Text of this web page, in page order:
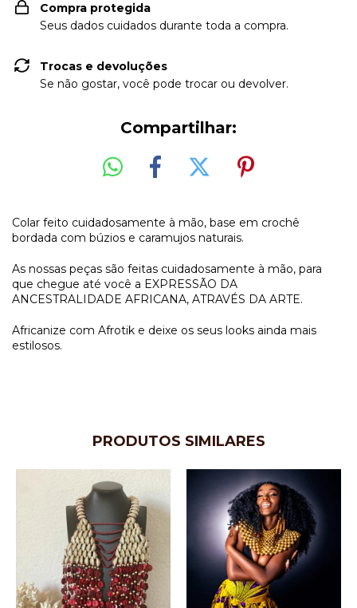
Compra protegida
Seus dados cuidados durante toda a compra.
Trocas e devoluções
Se não gostar, você pode trocar ou devolver.
Compartilhar:
Colar feito cuidadosamente à mão, base em crochê
bordada com búzios e caramujos naturais.
As nossas peças são feitas cuidadosamente à mão, para
que chegue até você a EXPRESSÃO DA
ANCESTRALIDADE AFRICANA, ATRAVÉS DA ARTE.
Africanize com Afrotik e deixe os seus looks ainda mais
estilosos.
PRODUTOS SIMILARES